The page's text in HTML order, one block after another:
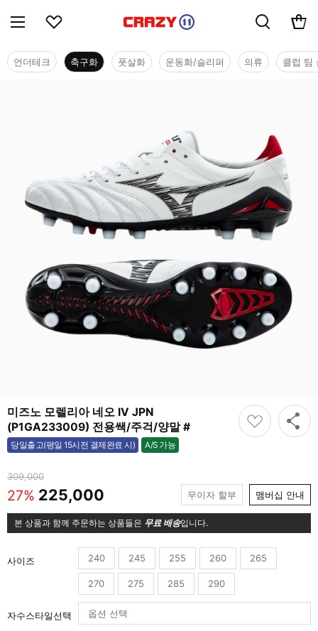
언더테크 축구화 풋살화 운동화/슬리퍼 의류 클럽 팀
미즈노 모렐리아 네오 IV JPN
(P1GA233009) 전용쌕/주걱/양말 #
당일출고(평일 15시전 결제완료 시) A/S 가능
가능
309,000
27% 225,000 무이자 할부 맴버십 안내
본 상품과 함께 주문하는 상품들은 무료 배송입니다.
사이즈 240 245 255 260 265
270 275 285 290
자수스타일선택